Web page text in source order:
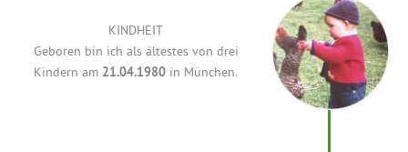
KINDHEIT
Geboren bin ich als ältestes von drei
Kindern am 21.04.1980 in München.